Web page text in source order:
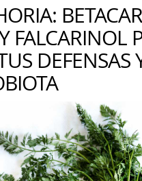
FALCARINOL
DEFENSAS